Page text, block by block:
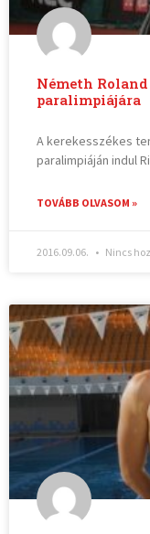
Németh
paralimpiájára
A kerekesszékes
paralimpiáján indul
TOVÁBB OLVASOM »
2016.09.06. Nincs